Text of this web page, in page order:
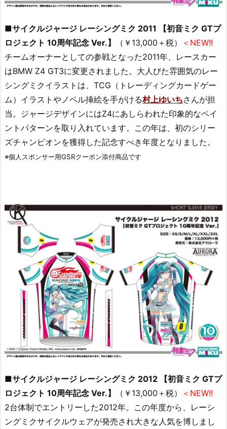
■サイクルジャージ レーシングミク 2011 【初音ミク GTプ
ロジェクト 10周年記念 Ver.】
（￥13,000＋税）
＜NEW!!
チームオーナーとしての参戦となった2011年、レースカー
はBMW Z4 GT3に変更されました。大人びた雰囲気のレー
シングミクイラストは、TCG（トレーディングカードゲー
ム）イラストやノベル挿絵を手がける村上ゆいちさんが担
当。ジャージデザインにはZ4にあしらわれた印象的なペイ
ントパターンを取り入れています。この年は、初のシリー
ズチャンピオンを獲得した記念すべき年度となりました。
※個人スポンサー用GSRクーポン添付商品です
■サイクルジャージ レーシングミク 2012 【初音ミク GTプ
ロジェクト 10周年記念 Ver.】
（￥13,000＋税）
＜NEW!!
2台体制でエントリーした2012年。この年度から、レーシ
ングミクサイクルウェアが発売され大きな人気を博しまし